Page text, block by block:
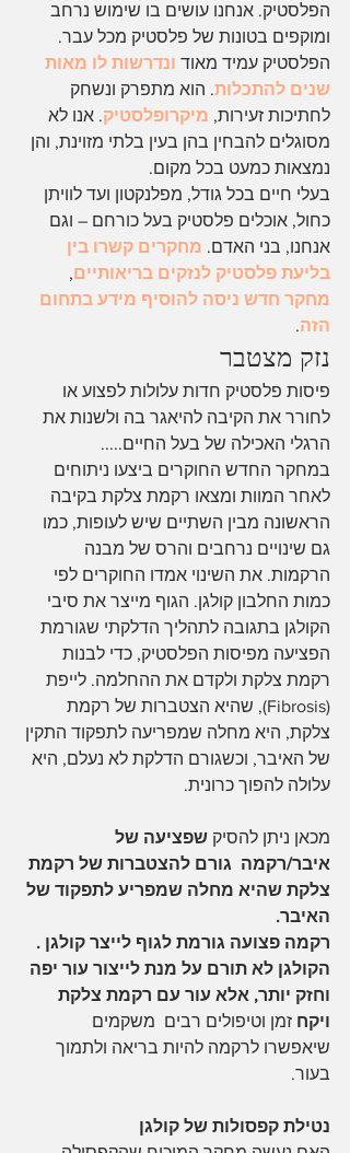
הפלסטיק. אנחנו עושים בו שימוש נרחב
ומוקפים בטונות של פלסטיק מכל עבר.
הפלסטיק עמיד מאוד ונדרשות לו מאות
שנים להתכלות. הוא מתפרק ונשחק
לחתיכות זעירות, מיקרופלסטיק. אנו לא
מסוגלים להבחין בהן בעין בלתי מזוינת, והן
נמצאות כמעט בכל מקום.
בעלי חיים בכל גודל, מפלנקטון ועד לוויתן
כחול, אוכלים פלסטיק בעל כורחם – וגם
אנחנו, בני האדם. מחקרים קשרו בין
בליעת פלסטיק לנזקים בריאותיים,
מחקר חדש ניסה להוסיף מידע בתחום
הזה.
נזק מצטבר
פיסות פלסטיק חדות עלולות לפצוע או
לחורר את הקיבה להיאגר בה ולשנות את
הרגלי האכילה של בעל החיים.....
במחקר החדש החוקרים ביצעו ניתוחים
לאחר המוות ומצאו רקמת צלקת בקיבה
הראשונה מבין השתיים שיש לעופות, כמו
גם שינויים נרחבים והרס של מבנה
הרקמות. את השינוי אמדו החוקרים לפי
כמות החלבון קולגן. הגוף מייצר את סיבי
הקולגן בתגובה לתהליך הדלקתי שגורמת
הפציעה מפיסות הפלסטיק, כדי לבנות
רקמת צלקת ולקדם את ההחלמה. לייפת
(Fibrosis), שהיא הצטברות של רקמת
צלקת, היא מחלה שמפריעה לתפקוד התקין
של האיבר, וכשגורם הדלקת לא נעלם, היא
עלולה להפוך כרונית.
מכאן ניתן להסיק שפציעה של
איבר/רקמה  גורם להצטברות של רקמת
צלקת שהיא מחלה שמפריע לתפקוד של
האיבר.
רקמה פצועה גורמת לגוף לייצר קולגן .
הקולגן לא תורם על מנת לייצור עור יפה
וחזק יותר, אלא עור עם רקמת צלקת
ויקח זמן וטיפולים רבים  משקמים
שיאפשרו לרקמה להיות בריאה ולתמוך
בעור.
נטילת קפסולות של קולגן